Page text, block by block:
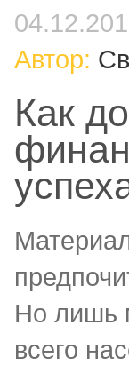
Автор:
Как
Но лишь
всего